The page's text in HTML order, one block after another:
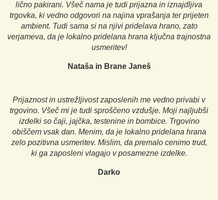
lično pakirani. Všeč nama je tudi prijazna in iznajdljiva
trgovka, ki vedno odgovori na najina vprašanja ter prijeten
ambient. Tudi sama si na njivi pridelava hrano, zato
verjameva, da je lokalno pridelana hrana ključna trajnostna
usmeritev!
Nataša in Brane Janeš
Prijaznost in ustrežljivost zaposlenih me vedno privabi v
trgovino. Všeč mi je tudi sproščeno vzdušje. Moji najljubši
izdelki so čaji, jajčka, testenine in bombice. Trgovino
obiščem vsak dan. Menim, da je lokalno pridelana hrana
zelo pozitivna usmeritev. Mislim, da premalo cenimo trud,
ki ga zaposleni vlagajo v posamezne izdelke.
Darko